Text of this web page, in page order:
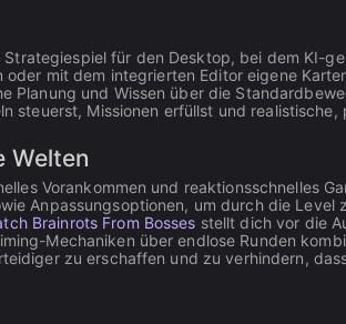
für den Desktop, bei dem KI-
mit dem integrierten Editor eigene
Planung und Wissen über die
steuerst, Missionen erfüllst und
Welten
Vorankommen und reaktionsschnelles
Anpassungsoptionen, um durch die
Brainrots From Bosses stellt dich vor die
Mechaniken über endlose Runden
zu erschaffen und zu verhindern,